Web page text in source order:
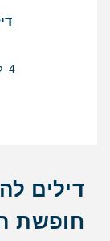
4 לילות
דילים
חופשת